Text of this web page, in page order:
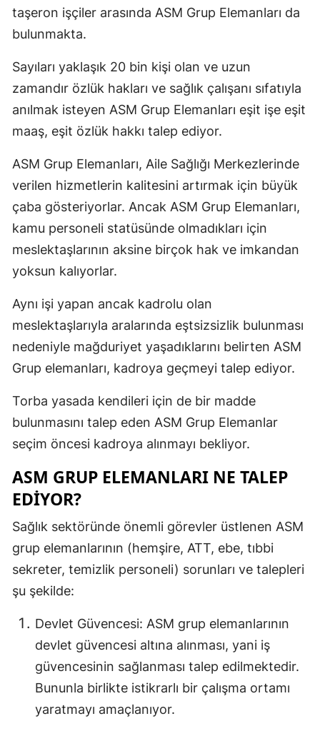
Kütahya
Muğla
Muş
Nevşehir
Niğde
Samsun
Sinop
Tekirdağ
Trabzon
Tunceli
Uşak
Yozgat
taşeron işçiler arasında ASM Grup Elemanları da
bulunmakta.
Sayıları yaklaşık 20 bin kişi olan ve uzun
zamandır özlük hakları ve sağlık çalışanı sıfatıyla
anılmak isteyen ASM Grup Elemanları eşit işe eşit
maaş, eşit özlük hakkı talep ediyor.
ASM Grup Elemanları, Aile Sağlığı Merkezlerinde
verilen hizmetlerin kalitesini artırmak için büyük
çaba gösteriyorlar. Ancak ASM Grup Elemanları,
kamu personeli statüsünde olmadıkları için
meslektaşlarının aksine birçok hak ve imkandan
yoksun kalıyorlar.
Aynı işi yapan ancak kadrolu olan
meslektaşlarıyla aralarında eştsizsizlik bulunması
nedeniyle mağduriyet yaşadıklarını belirten ASM
Grup elemanları, kadroya geçmeyi talep ediyor.
Torba yasada kendileri için de bir madde
bulunmasını talep eden ASM Grup Elemanlar
seçim öncesi kadroya alınmayı bekliyor.
ASM GRUP ELEMANLARI NE TALEP
EDIYOR?
Sağlık sektöründe önemli görevler üstlenen ASM
grup elemanlarının (hemşire, ATT, ebe, tıbbi
sekreter, temizlik personeli) sorunları ve talepleri
şu şekilde:
Devlet Güvencesi: ASM grup elemanlarının
devlet güvencesi altına alınması, yani iş
güvencesinin sağlanması talep edilmektedir.
Bununla birlikte istikrarlı bir çalışma ortamı
yaratmayı amaçlanıyor.